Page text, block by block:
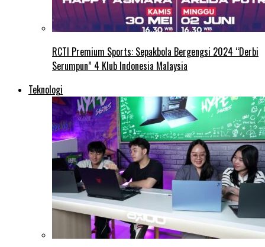
RCTI Premium Sports: Sepakbola Bergengsi 2024 “Derbi
Serumpun” 4 Klub Indonesia Malaysia
Teknologi